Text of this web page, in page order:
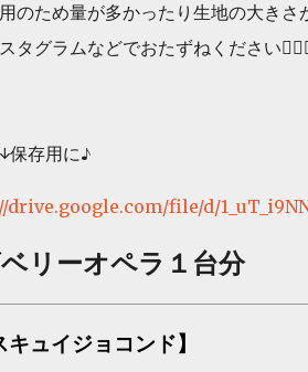
のため量が多かったり生地の大き
タグラムなどでおたずねください
保存用に♪
drive.google.com/file/d/
リーオペラ１台分
キュイジョコンド】